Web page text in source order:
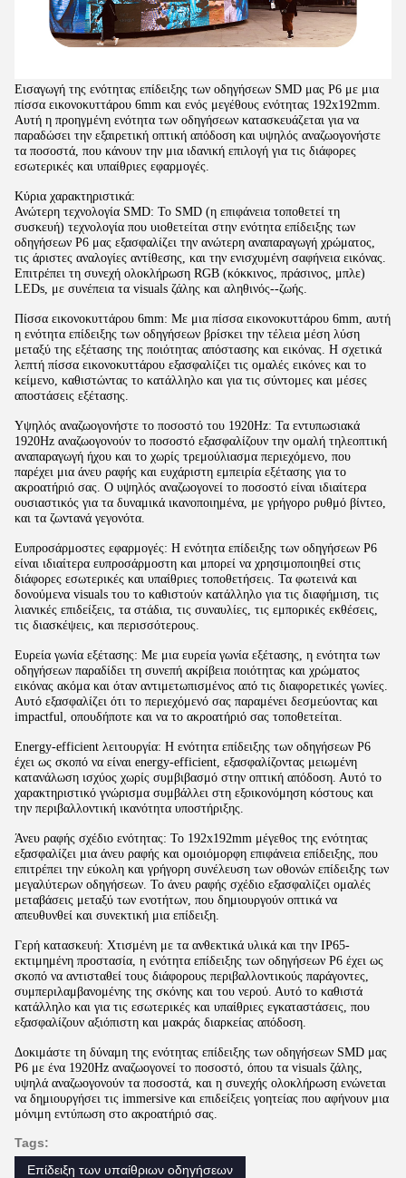
Εισαγωγή της ενότητας επίδειξης των οδηγήσεων SMD μας P6 με μια
πίσσα εικονοκυττάρου 6mm και ενός μεγέθους ενότητας 192x192mm.
Αυτή η προηγμένη ενότητα των οδηγήσεων κατασκευάζεται για να
παραδώσει την εξαιρετική οπτική απόδοση και υψηλός αναζωογονήστε
τα ποσοστά, που κάνουν την μια ιδανική επιλογή για τις διάφορες
εσωτερικές και υπαίθριες εφαρμογές.
Κύρια χαρακτηριστικά:
Ανώτερη τεχνολογία SMD: Το SMD (η επιφάνεια τοποθετεί τη
συσκευή) τεχνολογία που υιοθετείται στην ενότητα επίδειξης των
οδηγήσεων P6 μας εξασφαλίζει την ανώτερη αναπαραγωγή χρώματος,
τις άριστες αναλογίες αντίθεσης, και την ενισχυμένη σαφήνεια εικόνας.
Επιτρέπει τη συνεχή ολοκλήρωση RGB (κόκκινος, πράσινος, μπλε)
LEDs, με συνέπεια τα visuals ζάλης και αληθινός--ζωής.
Πίσσα εικονοκυττάρου 6mm: Με μια πίσσα εικονοκυττάρου 6mm, αυτή
η ενότητα επίδειξης των οδηγήσεων βρίσκει την τέλεια μέση λύση
μεταξύ της εξέτασης της ποιότητας απόστασης και εικόνας. Η σχετικά
λεπτή πίσσα εικονοκυττάρου εξασφαλίζει τις ομαλές εικόνες και το
κείμενο, καθιστώντας το κατάλληλο και για τις σύντομες και μέσες
αποστάσεις εξέτασης.
Υψηλός αναζωογονήστε το ποσοστό του 1920Hz: Τα εντυπωσιακά
1920Hz αναζωογονούν το ποσοστό εξασφαλίζουν την ομαλή τηλεοπτική
αναπαραγωγή ήχου και το χωρίς τρεμούλιασμα περιεχόμενο, που
παρέχει μια άνευ ραφής και ευχάριστη εμπειρία εξέτασης για το
ακροατήριό σας. Ο υψηλός αναζωογονεί το ποσοστό είναι ιδιαίτερα
ουσιαστικός για τα δυναμικά ικανοποιημένα, με γρήγορο ρυθμό βίντεο,
και τα ζωντανά γεγονότα.
Ευπροσάρμοστες εφαρμογές: Η ενότητα επίδειξης των οδηγήσεων P6
είναι ιδιαίτερα ευπροσάρμοστη και μπορεί να χρησιμοποιηθεί στις
διάφορες εσωτερικές και υπαίθριες τοποθετήσεις. Τα φωτεινά και
δονούμενα visuals του το καθιστούν κατάλληλο για τις διαφήμιση, τις
λιανικές επιδείξεις, τα στάδια, τις συναυλίες, τις εμπορικές εκθέσεις,
τις διασκέψεις, και περισσότερους.
Ευρεία γωνία εξέτασης: Με μια ευρεία γωνία εξέτασης, η ενότητα των
οδηγήσεων παραδίδει τη συνεπή ακρίβεια ποιότητας και χρώματος
εικόνας ακόμα και όταν αντιμετωπισμένος από τις διαφορετικές γωνίες.
Αυτό εξασφαλίζει ότι το περιεχόμενό σας παραμένει δεσμεύοντας και
impactful, οπουδήποτε και να το ακροατήριό σας τοποθετείται.
Energy-efficient λειτουργία: Η ενότητα επίδειξης των οδηγήσεων P6
έχει ως σκοπό να είναι energy-efficient, εξασφαλίζοντας μειωμένη
κατανάλωση ισχύος χωρίς συμβιβασμό στην οπτική απόδοση. Αυτό το
χαρακτηριστικό γνώρισμα συμβάλλει στη εξοικονόμηση κόστους και
την περιβαλλοντική ικανότητα υποστήριξης.
Άνευ ραφής σχέδιο ενότητας: Το 192x192mm μέγεθος της ενότητας
εξασφαλίζει μια άνευ ραφής και ομοιόμορφη επιφάνεια επίδειξης, που
επιτρέπει την εύκολη και γρήγορη συνέλευση των οθονών επίδειξης των
μεγαλύτερων οδηγήσεων. Το άνευ ραφής σχέδιο εξασφαλίζει ομαλές
μεταβάσεις μεταξύ των ενοτήτων, που δημιουργούν οπτικά να
απευθυνθεί και συνεκτική μια επίδειξη.
Γερή κατασκευή: Χτισμένη με τα ανθεκτικά υλικά και την IP65-
εκτιμημένη προστασία, η ενότητα επίδειξης των οδηγήσεων P6 έχει ως
σκοπό να αντισταθεί τους διάφορους περιβαλλοντικούς παράγοντες,
συμπεριλαμβανομένης της σκόνης και του νερού. Αυτό το καθιστά
κατάλληλο και για τις εσωτερικές και υπαίθριες εγκαταστάσεις, που
εξασφαλίζουν αξιόπιστη και μακράς διαρκείας απόδοση.
Δοκιμάστε τη δύναμη της ενότητας επίδειξης των οδηγήσεων SMD μας
P6 με ένα 1920Hz αναζωογονεί το ποσοστό, όπου τα visuals ζάλης,
υψηλά αναζωογονούν τα ποσοστά, και η συνεχής ολοκλήρωση ενώνεται
να δημιουργήσει τις immersive και επιδείξεις γοητείας που αφήνουν μια
μόνιμη εντύπωση στο ακροατήριό σας.
Tags:
Επίδειξη των υπαίθριων οδηγήσεων